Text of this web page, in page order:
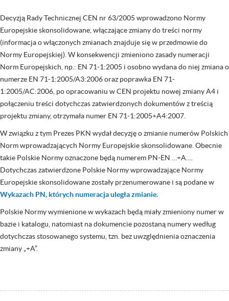
Decyzją Rady Technicznej CEN nr 63/2005 wprowadzono Normy
Europejskie skonsolidowane, włączające zmiany do treści normy
(informacja o włączonych zmianach znajduje się w przedmowie do
Normy Europejskiej). W konsekwencji zmieniono zasady numeracji
Norm Europejskich, np.: EN 71-1:2005 i osobno wydana do niej zmiana o
numerze EN 71-1:2005/A3:2006 oraz poprawka EN 71-
1:2005/AC:2006, po opracowaniu w CEN projektu nowej zmiany A4 i
połączeniu treści dotychczas zatwierdzonych dokumentów z treścią
projektu zmiany, otrzymała numer EN 71-1:2005+A4:2007.
W związku z tym Prezes PKN wydał decyzję o zmianie numerów Polskich
Norm wprowadzających Normy Europejskie skonsolidowane. Obecnie
takie Polskie Normy oznaczone będą numerem PN-EN …+A….
Dotychczas zatwierdzone Polskie Normy wprowadzające Normy
Europejskie skonsolidowane zostały przenumerowane i są podane w
Wykazach PN, których numeracja uległa zmianie.
Polskie Normy wymienione w wykazach będą miały zmieniony numer w
bazie i katalogu, natomiast na dokumencie pozostaną numery według
dotychczas stosowanego systemu, tzn. bez uwzględnienia oznaczenia
zmiany „+A”.